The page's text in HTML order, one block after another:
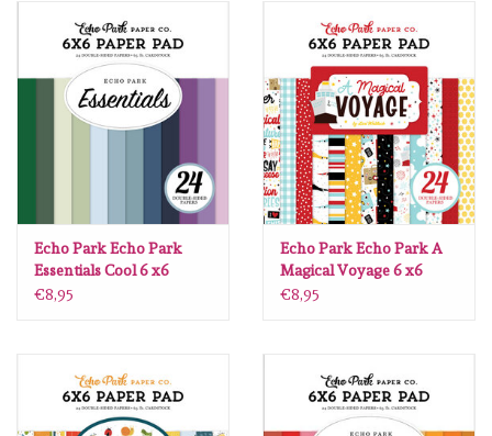
Diversen
Inkleurbenodigdheden
Lint
Gereedschap
Echo Park Echo Park
Essentials Cool 6 x6
€8,95
Echo Park Echo Park A
Magical Voyage 6 x6
€8,95